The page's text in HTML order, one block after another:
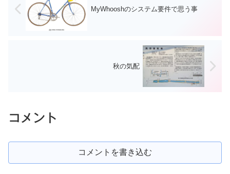
MyWhooshのシステム要件で思う事
秋の気配
コメント
コメントを書き込む